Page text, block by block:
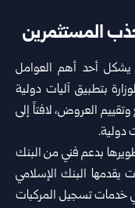
المستثمرين
يشكل أحد أهم العوامل
بتطبيق آليات دولية
العروض، لافتاً إلى
دولية.
بدعم فني من البنك
يقدمها البنك الإسلامي
خدمات تسجيل المركبات